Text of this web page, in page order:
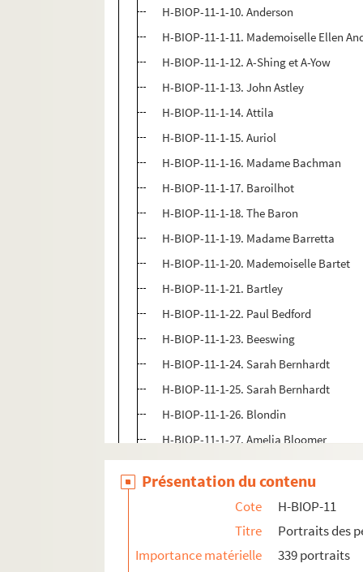
H-BIOP-11-1-10. Anderson
H-BIOP-11-1-11. Mademoiselle Ellen
H-BIOP-11-1-12. A-Shing et A-Yow
H-BIOP-11-1-13. John Astley
H-BIOP-11-1-14. Attila
H-BIOP-11-1-15. Auriol
H-BIOP-11-1-16. Madame Bachman
H-BIOP-11-1-17. Baroilhot
H-BIOP-11-1-18. The Baron
H-BIOP-11-1-19. Madame Barretta
H-BIOP-11-1-20. Mademoiselle Bartet
H-BIOP-11-1-21. Bartley
H-BIOP-11-1-22. Paul Bedford
H-BIOP-11-1-23. Beeswing
H-BIOP-11-1-24. Sarah Bernhardt
H-BIOP-11-1-25. Sarah Bernhardt
H-BIOP-11-1-26. Blondin
H-BIOP-11-1-27. Amelia Bloomer
H-BIOP-11-1-28. Bouffé
H-BIOP-11-1-29. Marie Anne de Bovet
H-BIOP-11-1-30. Frederika Bremer
H-BIOP-11-1-31. Bressant
H-BIOP-11-1-32. Jeanne Brindeau
Présentation du contenu
Cote
H-BIOP-11
Titre
Portraits des
Importance matérielle
339 portraits